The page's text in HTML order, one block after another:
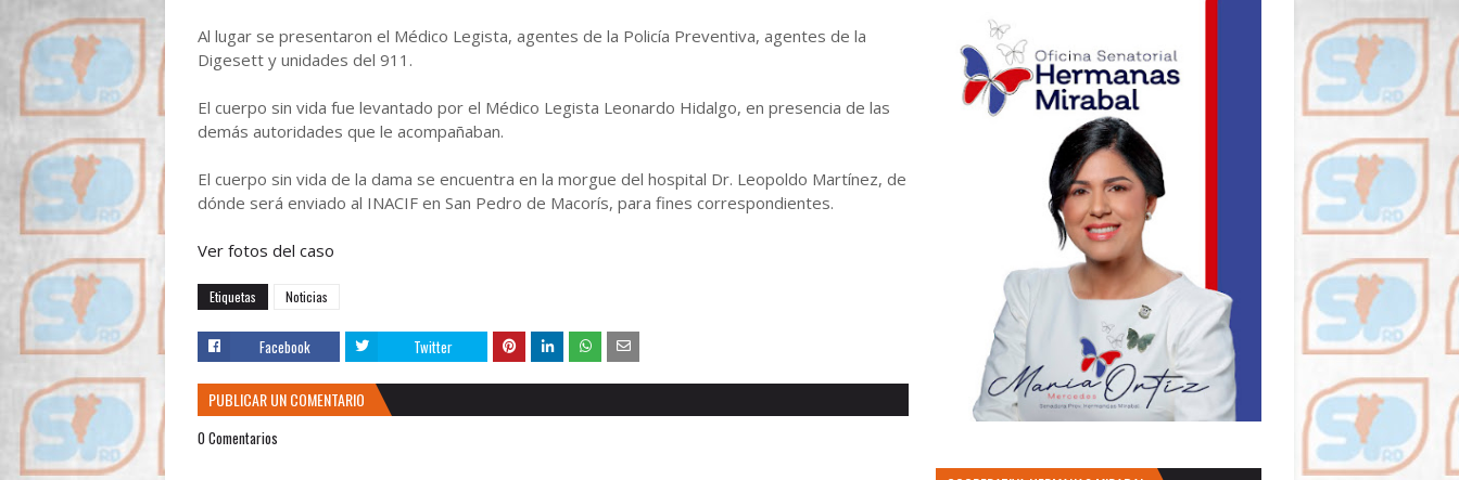
Al lugar se presentaron el Médico Legista, agentes de la Policía Preventiva, agentes de la
Digesett y unidades del 911.
El cuerpo sin vida fue levantado por el Médico Legista Leonardo Hidalgo, en presencia de las
demás autoridades que le acompañaban.
El cuerpo sin vida de la dama se encuentra en la morgue del hospital Dr. Leopoldo Martínez, de
dónde será enviado al INACIF en San Pedro de Macorís, para fines correspondientes.
Ver fotos del caso
Etiquetas Noticias
Facebook Twitter
PUBLICAR UN COMENTARIO
0 Comentarios